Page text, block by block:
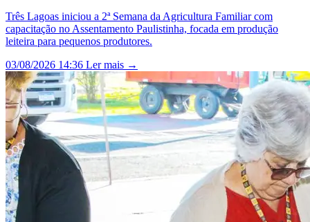
Três Lagoas iniciou a 2ª Semana da Agricultura Familiar com
capacitação no Assentamento Paulistinha, focada em produção
leiteira para pequenos produtores.
03/08/2026 14:36 Ler mais →